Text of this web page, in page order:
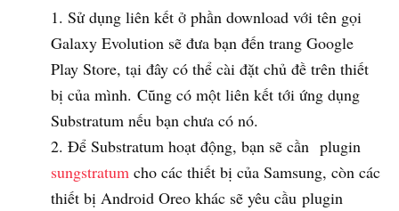
Sử dụng liên kết ở phần download với tên gọi
Galaxy Evolution sẽ đưa bạn đến trang Google
Play Store, tại đây có thể cài đặt chủ đề trên thiết
bị của mình. Cũng có một liên kết tới ứng dụng
Substratum nếu bạn chưa có nó.
Để Substratum hoạt động, bạn sẽ cần plugin
sungstratum cho các thiết bị của Samsung, còn các
thiết bị Android Oreo khác sẽ yêu cầu plugin